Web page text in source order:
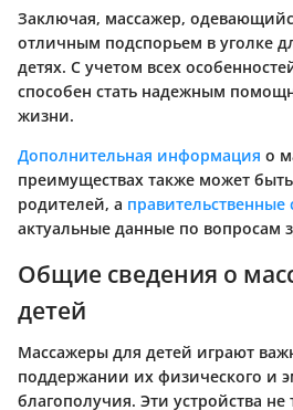
Заключая, массажер,
отличным подспорьем в уголке
детях. С учетом всех
способен стать надежным
жизни.
Дополнительная информация о
преимуществах также может
родителей, а правительственные
актуальные данные по вопросам
Общие сведения о
детей
Массажеры для детей играют
поддержании их физического и
благополучия. Эти устройства не